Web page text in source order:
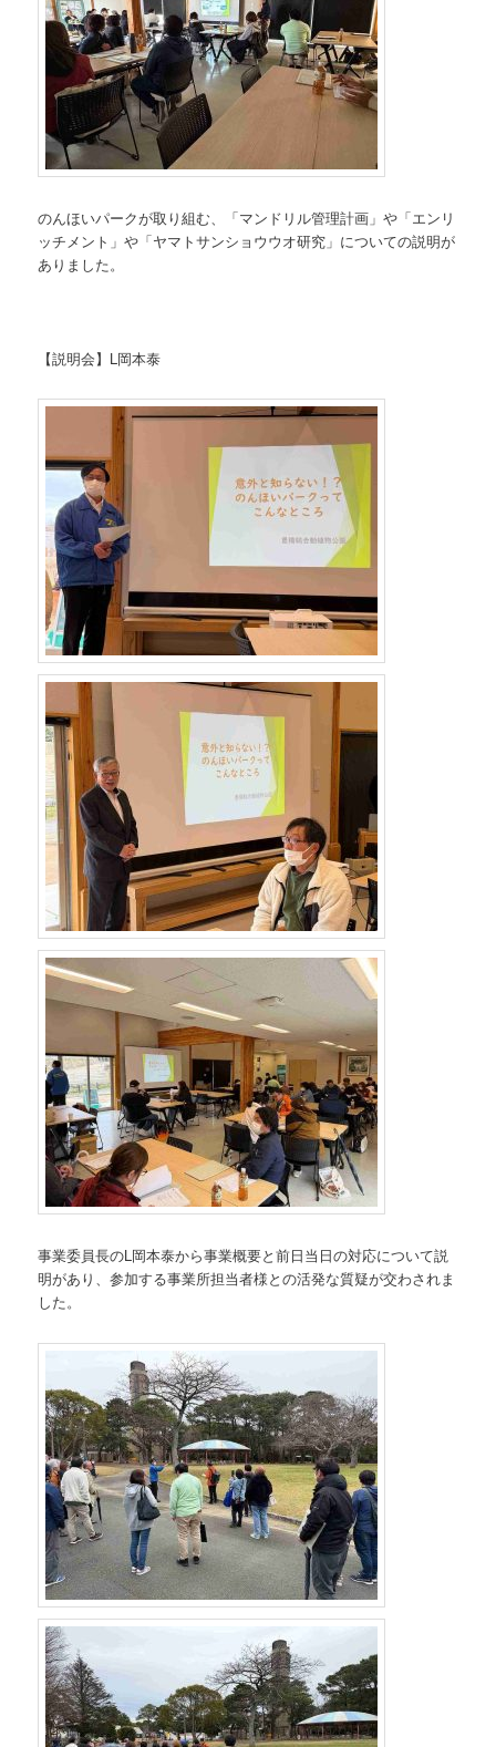
のんほいパークが取り組む、「マンドリル管理計画」や「エンリ
ッチメント」や「ヤマトサンショウウオ研究」についての説明が
ありました。
【説明会】L岡本泰
事業委員長のL岡本泰から事業概要と前日当日の対応について説
明があり、参加する事業所担当者様との活発な質疑が交わされま
した。